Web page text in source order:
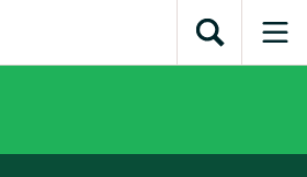
inhoud
Direct naar
subnavigatieToon
zoekveld